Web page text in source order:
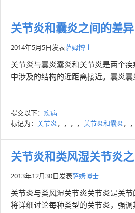
关节炎和囊炎之间的差异
2014年5月5日发表萨姆博士
关节炎与囊炎囊炎和关节炎是两个
中涉及的结构的近距离接近。囊炎
提交以下： 疾病
标记为： 关节炎，，，， 关节炎和囊炎，
关节炎和类风湿关节炎
2013年12月30日发表萨姆博士
关节炎与类风湿关节炎关节炎是关
将详细讨论每种类型的关节炎，强